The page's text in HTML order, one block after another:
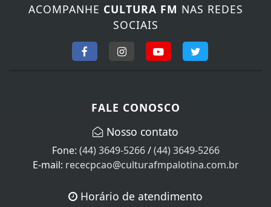
ACOMPANHE CULTURA FM NAS REDES
SOCIAIS
FALE CONOSCO
Nosso contato
Fone: (44) 3649-5266/(44) 3649-5266
E-mail: rececpcao@culturafmpalotina.com.br
Horário de atendimento